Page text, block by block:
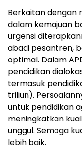
Berkaitan dengan
dalam kemajuan
urgensi
abadi pesantren,
optimal. Dalam
pendidikan
termasuk
triliun).
untuk pendidikan
meningkatkan
unggul. Semoga
lebih baik.